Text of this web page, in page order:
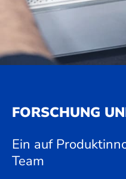
FORSCHUNG
Ein auf
Team